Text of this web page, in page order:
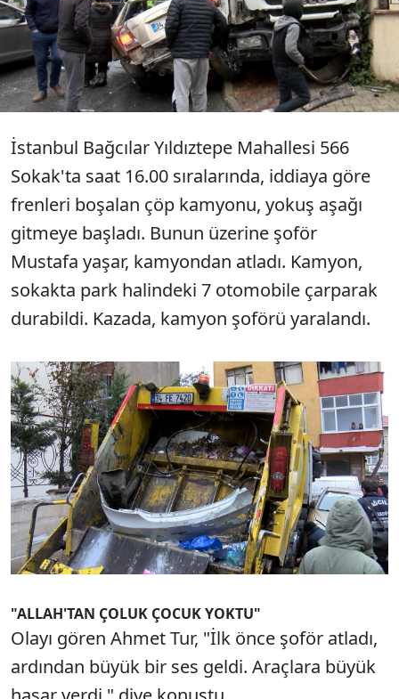
çarparak durabildi. Freni boşaldığı sırada
kamyondan atlayan şoför yaralandı.
İstanbul Bağcılar Yıldıztepe Mahallesi 566
Sokak'ta saat 16.00 sıralarında, iddiaya göre
frenleri boşalan çöp kamyonu, yokuş aşağı
gitmeye başladı. Bunun üzerine şoför
Mustafa yaşar, kamyondan atladı. Kamyon,
sokakta park halindeki 7 otomobile çarparak
durabildi. Kazada, kamyon şoförü yaralandı.
"ALLAH'TAN ÇOLUK ÇOCUK YOKTU"
Olayı gören Ahmet Tur, "İlk önce şoför atladı,
ardından büyük bir ses geldi. Araçlara büyük